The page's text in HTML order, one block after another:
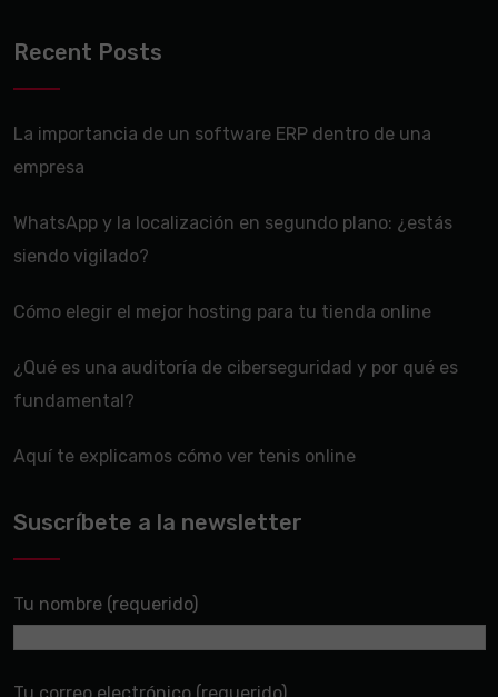
Recent Posts
La importancia de un software ERP dentro de una
empresa
WhatsApp y la localización en segundo plano: ¿estás
siendo vigilado?
Cómo elegir el mejor hosting para tu tienda online
¿Qué es una auditoría de ciberseguridad y por qué es
fundamental?
Aquí te explicamos cómo ver tenis online
Suscríbete a la newsletter
Tu nombre (requerido)